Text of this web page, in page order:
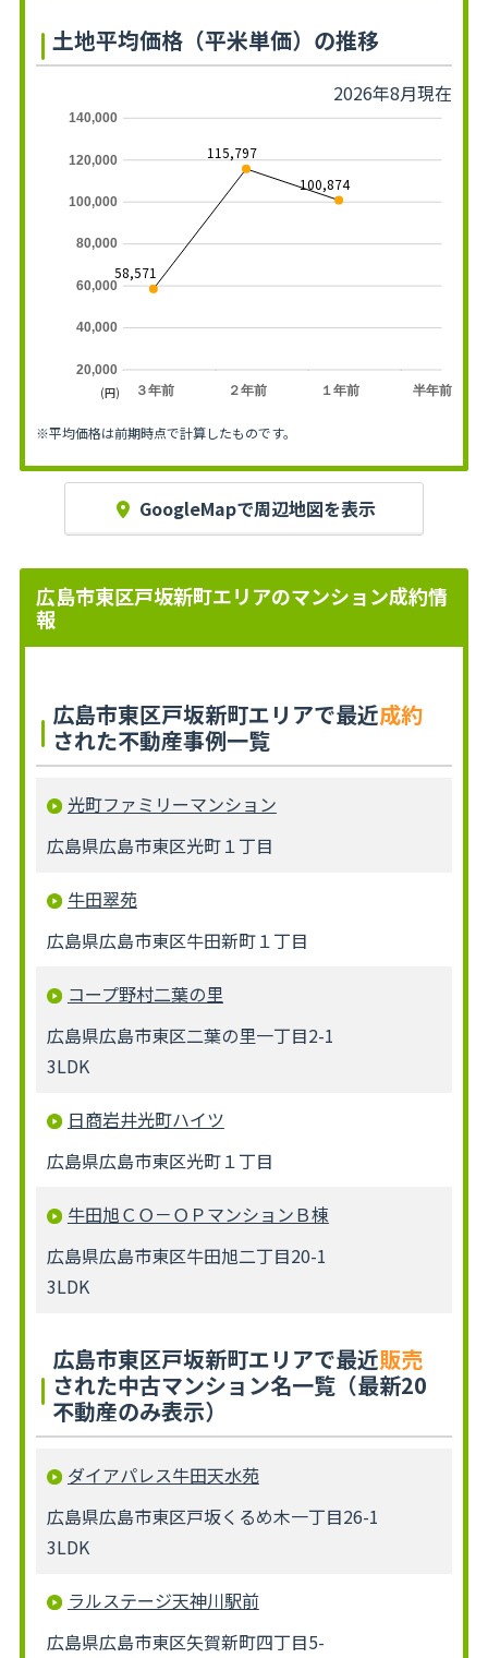
土地平均価格（平米単価）の推移
2026年8月現在
３年前 ２年前 １年前 半年前
20,000
40,000
60,000
80,000
100,000
120,000
140,000
58,571
115,797
100,874
(円)
※平均価格は前期時点で計算したものです。
GoogleMapで周辺地図を表示
広島市東区戸坂新町エリアのマンション成約情
報
広島市東区戸坂新町エリアで最近成約
された不動産事例一覧
光町ファミリーマンション
広島県広島市東区光町１丁目
牛田翠苑
広島県広島市東区牛田新町１丁目
コープ野村二葉の里
広島県広島市東区二葉の里一丁目2-1
3LDK
日商岩井光町ハイツ
広島県広島市東区光町１丁目
牛田旭ＣＯ－ＯＰマンションＢ棟
広島県広島市東区牛田旭二丁目20-1
3LDK
広島市東区戸坂新町エリアで最近販売
された中古マンション名一覧（最新20
不動産のみ表示）
ダイアパレス牛田天水苑
広島県広島市東区戸坂くるめ木一丁目26-1
3LDK
ラルステージ天神川駅前
広島県広島市東区矢賀新町四丁目5-